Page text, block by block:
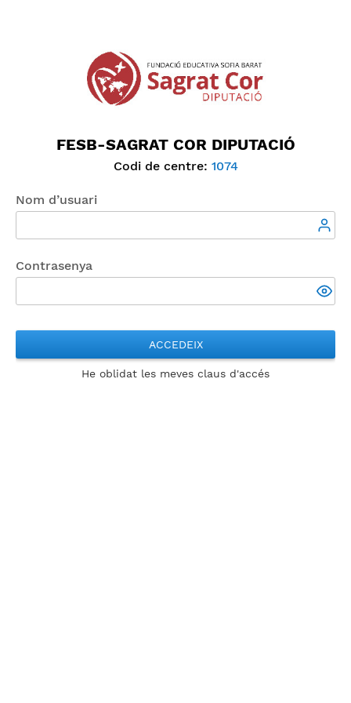
FESB-SAGRAT COR DIPUTACIÓ
Codi de centre: 1074
Nom d’usuari
Contrasenya
ACCEDEIX
He oblidat les meves claus d'accés